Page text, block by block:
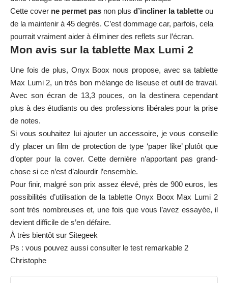
Cette cover ne permet pas non plus d’incliner la tablette ou
de la maintenir à 45 degrés. C’est dommage car, parfois, cela
pourrait vraiment aider à éliminer des reflets sur l’écran.
Mon avis sur la tablette Max Lumi 2
Une fois de plus, Onyx Boox nous propose, avec sa tablette
Max Lumi 2, un très bon mélange de liseuse et outil de travail.
Avec son écran de 13,3 pouces, on la destinera cependant
plus à des étudiants ou des professions libérales pour la prise
de notes.
Si vous souhaitez lui ajouter un accessoire, je vous conseille
d’y placer un film de protection de type ‘paper like’ plutôt que
d’opter pour la cover. Cette dernière n’apportant pas grand-
chose si ce n’est d’alourdir l’ensemble.
Pour finir, malgré son prix assez élevé, près de 900 euros, les
possibilités d’utilisation de la tablette Onyx Boox Max Lumi 2
sont très nombreuses et, une fois que vous l’avez essayée, il
devient difficile de s’en défaire.
À très bientôt sur Sitegeek
Ps : vous pouvez aussi consulter le test remarkable 2
Christophe